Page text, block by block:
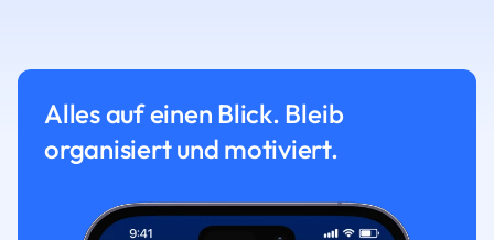
Alles auf einen Blick. Bleib
organisiert und motiviert.